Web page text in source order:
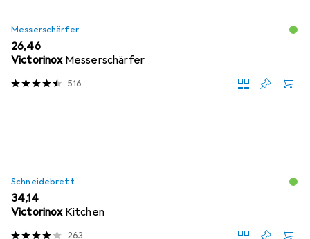
Messerschärfer
EUR
26,46
Victorinox Messerschärfer
516
Schneidebrett
EUR
34,14
Victorinox Kitchen
263